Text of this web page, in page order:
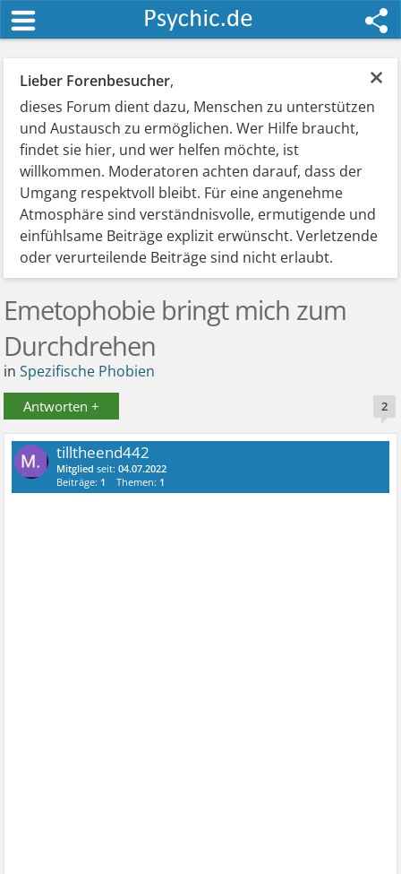
×
Lieber Forenbesucher,
dieses Forum dient dazu, Menschen zu unterstützen
und Austausch zu ermöglichen. Wer Hilfe braucht,
findet sie hier, und wer helfen möchte, ist
willkommen. Moderatoren achten darauf, dass der
Umgang respektvoll bleibt. Für eine angenehme
Atmosphäre sind verständnisvolle, ermutigende und
einfühlsame Beiträge explizit erwünscht. Verletzende
oder verurteilende Beiträge sind nicht erlaubt.
Emetophobie bringt mich zum
Durchdrehen
inSpezifische Phobien
Antworten + 2
tilltheend442
Mitglied seit:04.07.2022
Beiträge: 1 Themen: 1